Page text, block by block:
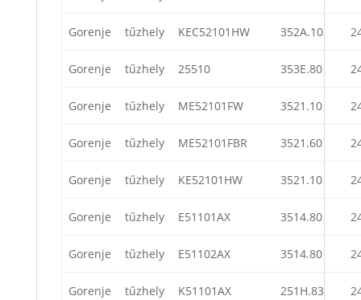
Gorenje tűzhely KEC52101HW 352A.10
Gorenje tűzhely 25510 353E.80
Gorenje tűzhely ME52101FW 3521.10
Gorenje tűzhely ME52101FBR 3521.60
Gorenje tűzhely KE52101HW 3521.10
Gorenje tűzhely E51101AX 3514.80
Gorenje tűzhely E51102AX 3514.80
Gorenje tűzhely K51101AX 251H.83